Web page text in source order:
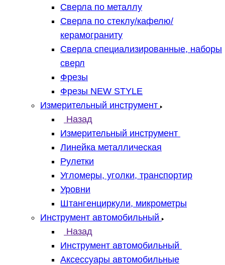
Сверла по металлу
Сверла по стеклу/кафелю/
керамограниту
Сверла специализированные, наборы
сверл
Фрезы
Фрезы NEW STYLE
Измерительный инструмент
Назад
Измерительный инструмент
Линейка металлическая
Рулетки
Угломеры, уголки, транспортир
Уровни
Штангенциркули, микрометры
Инструмент автомобильный
Назад
Инструмент автомобильный
Аксессуары автомобильные